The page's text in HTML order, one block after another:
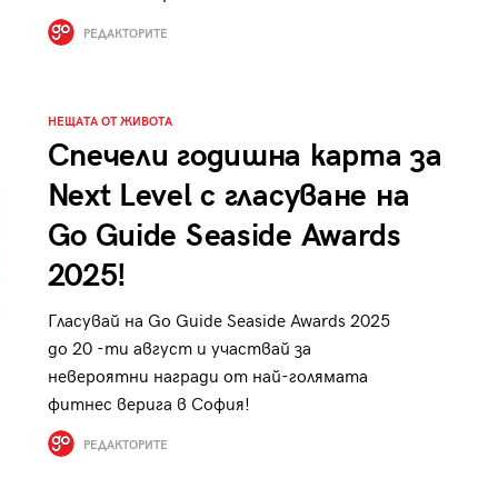
РЕДАКТОРИТЕ
НЕЩАТА ОТ ЖИВОТА
Спечели годишна карта за
Next Level с гласуване на
Go Guide Seaside Awards
2025!
Гласувай на Go Guide Seaside Awards 2025
до 20 -ти август и участвай за
невероятни награди от най-голямата
фитнес верига в София!
РЕДАКТОРИТЕ
Tender is the Wine – Какво
29/29